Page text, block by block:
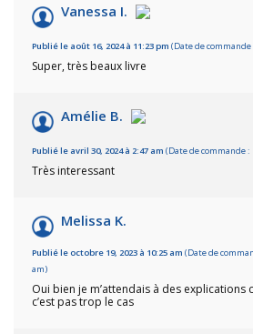
Vanessa I.
Publié le août 16, 2024 à 11:23 pm (Date de commande
Super, très beaux livre
Amélie B.
Publié le avril 30, 2024 à 2:47 am (Date de commande :
Très interessant
Melissa K.
Publié le octobre 19, 2023 à 10:25 am (Date de
am)
Oui bien je m’attendais à des explications
c’est pas trop le cas